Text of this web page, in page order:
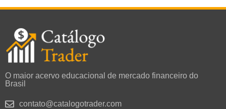
O maior acervo educacional de mercado financeiro do
Brasil
contato@catalogotrader.com